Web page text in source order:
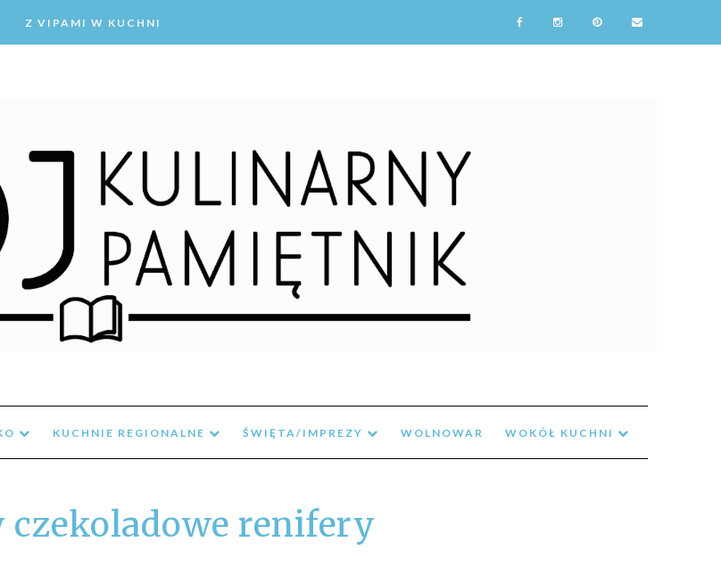
Z VIPAMI W KUCHNI
KUCHNIE REGIONALNE ŚWIĘTA/IMPREZY WOLNOWAR WOKÓŁ KUCHNI
renifery